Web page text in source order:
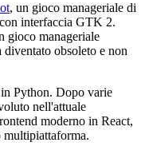
, un gioco manageriale di
interfaccia GTK 2.
gioco manageriale
diventato obsoleto e non
Python. Dopo varie
nell'attuale
moderno in React,
multipiattaforma.